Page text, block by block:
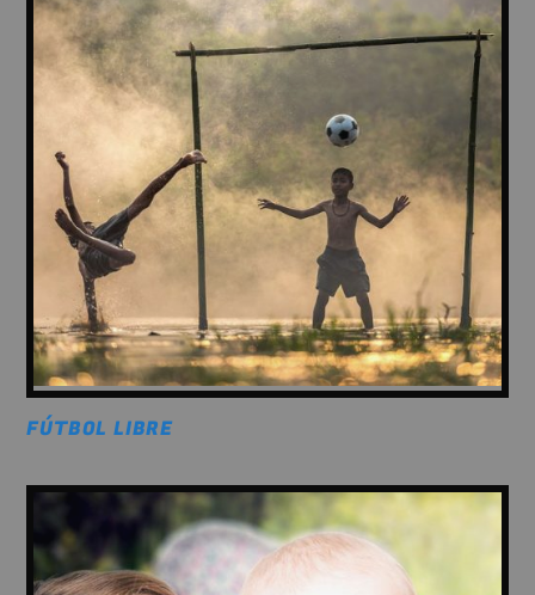
FÚTBOL LIBRE